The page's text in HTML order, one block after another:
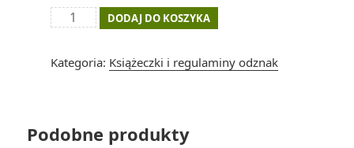
ilość
Książeczka
Odznak
DODAJ DO KOSZYKA
Kategoria: Książeczki i regulaminy odznak
Podobne produkty